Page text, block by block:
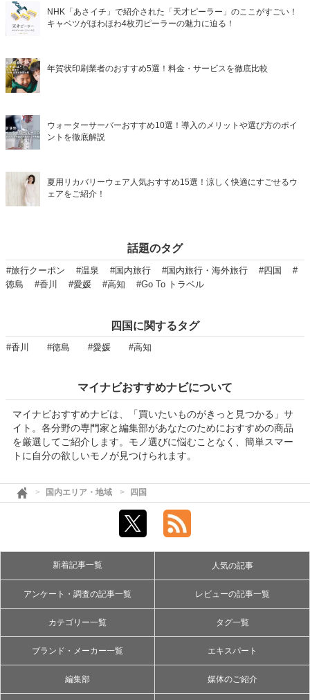
NHK「あさイチ」で紹介された「天才ピーラー」のここがすごい！
キャベツがほわほわ4枚刃ピーラーの魅力に迫る！
年賀状印刷業者のおすすめ5選！料金・サービスを徹底比較
ウォーターサーバーおすすめ10選！導入のメリットや選び方のポイ
ントを徹底解説
夏用リカバリーウェア人気おすすめ15選！涼しく快適にすごせるウ
ェアをご紹介！
話題のタグ
#旅行クーポン #温泉 #国内旅行 #国内旅行・海外旅行 #四国
#
徳島
#香川 #愛媛 #高知 #Go To トラベル
四国に関するタグ
#香川 #徳島 #愛媛 #高知
マイナビおすすめナビについて
マイナビおすすめナビは、「買いたいものがきっと見つかる」サ
イト。各分野の専門家と編集部があなたのためにおすすめの商品
を厳選してご紹介します。モノ選びに悩むことなく、簡単スマー
トに自分の欲しいモノが見つけられます。
国内エリア・地域 四国
新着記事一覧 人気の記事
アンケート・調査の記事一覧 レビューの記事一覧
カテゴリー一覧 タグ一覧
ブランド・メーカー一覧 エキスパート
編集部 媒体のご紹介